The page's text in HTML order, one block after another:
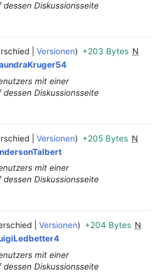
dessen Diskussionsseite
Versionen +203 Bytes N
mit einer
dessen Diskussionsseite
Versionen +205 Bytes N
mit einer
dessen Diskussionsseite
Versionen +204 Bytes N
mit einer
dessen Diskussionsseite